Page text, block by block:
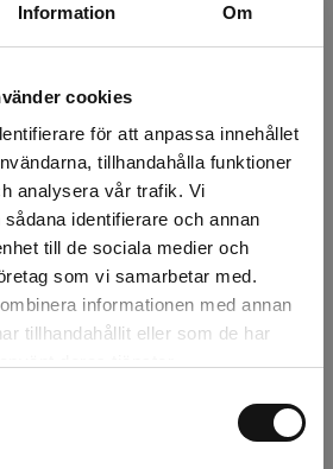
Information Om
cookies
för att anpassa innehållet
tillhandahålla funktioner
analysera vår trafik. Vi
identifierare och annan
till de sociala medier och
som vi samarbetar med.
informationen med annan
tillhandahållit eller som de har
produkter